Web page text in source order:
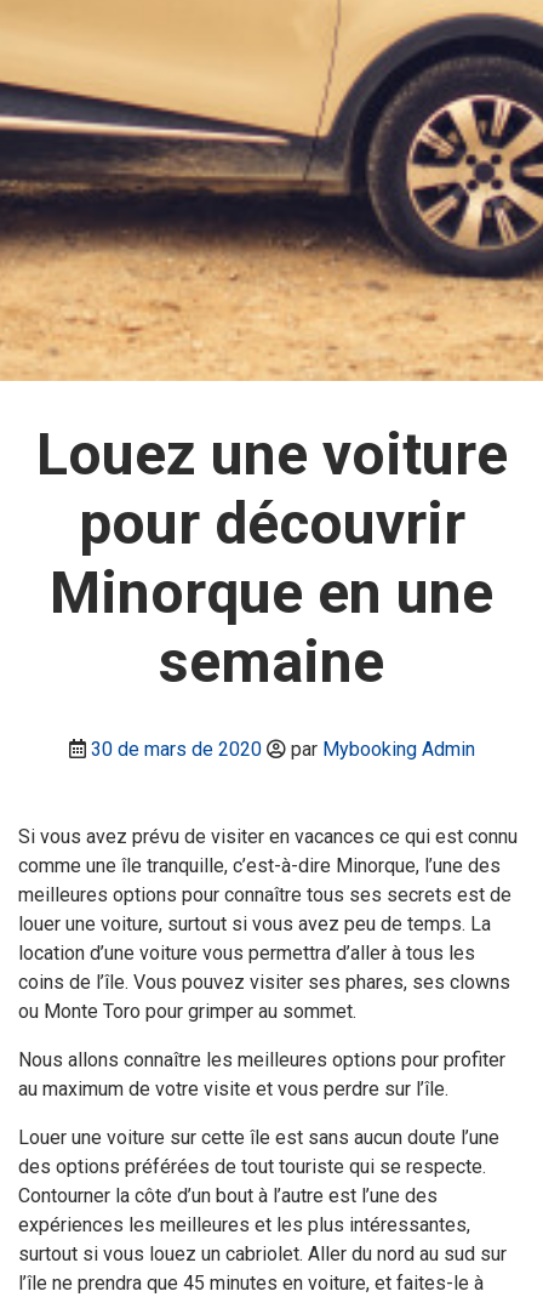
Louez une voiture
pour découvrir
Minorque en une
semaine
30 de mars de 2020 par Mybooking Admin
Si vous avez prévu de visiter en vacances ce qui est connu
comme une île tranquille, c’est-à-dire Minorque, l’une des
meilleures options pour connaître tous ses secrets est de
louer une voiture, surtout si vous avez peu de temps. La
location d’une voiture vous permettra d’aller à tous les
coins de l’île. Vous pouvez visiter ses phares, ses clowns
ou Monte Toro pour grimper au sommet.
Nous allons connaître les meilleures options pour profiter
au maximum de votre visite et vous perdre sur l’île.
Louer une voiture sur cette île est sans aucun doute l’une
des options préférées de tout touriste qui se respecte.
Contourner la côte d’un bout à l’autre est l’une des
expériences les meilleures et les plus intéressantes,
surtout si vous louez un cabriolet. Aller du nord au sud sur
l’île ne prendra que 45 minutes en voiture, et faites-le à